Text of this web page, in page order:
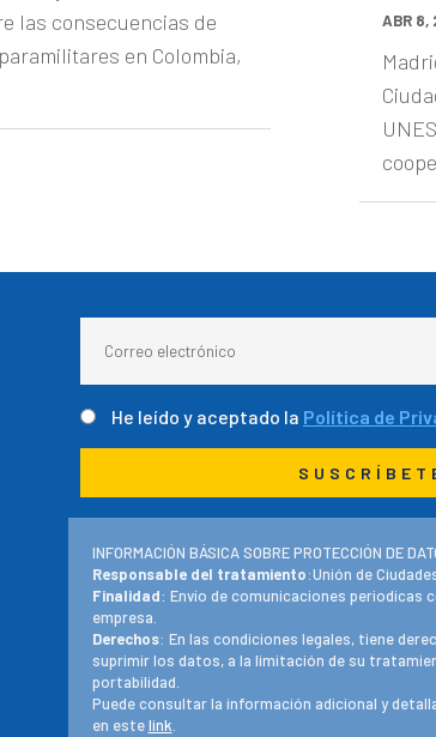
las consecuencias de
en Colombia,
ABR 8,
He leído y aceptado la Política de
INFORMACIÓN BÁSICA SOBRE PROTECCIÓN DE
Responsable del tratamiento:Unión de
Finalidad: Envío de comunicaciones periodicas
empresa.
Derechos: En las condiciones legales, tiene
suprimir los datos, a la limitación de su
portabilidad.
Puede consultar la información adicional y
en estelink.